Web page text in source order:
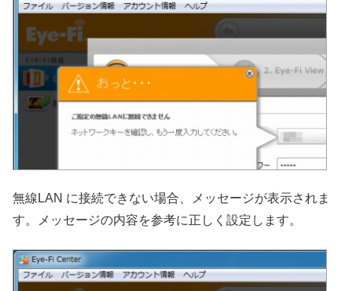
無線LAN に接続できない場合、メッセージが表示されま
す。メッセージの内容を参考に正しく設定します。